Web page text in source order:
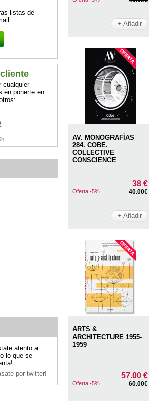
listas de
cualquier
en ponerte en
atento a
lo que se
por twitter!
+ Añadir
AV. MONOGRAFÍAS
284. COBE.
COLLECTIVE
CONSCIENCE
38 €
Oferta -5% 40.00€
+ Añadir
ARTS &
ARCHITECTURE 1955-
1959
57.00 €
Oferta -5% 60.00€